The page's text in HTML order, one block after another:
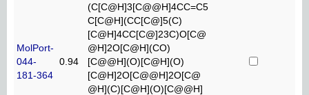
MolPort-
044-
181-364
0.94
(C[C@H]3[C@@H]4CC=C5
C[C@H](CC[C@]5(C)
[C@H]4CC[C@]23C)O[C@
@H]2O[C@H](CO)
[C@@H](O)[C@H](O)
[C@H]2O[C@@H]2O[C@
@H](C)[C@H](O)[C@@H]